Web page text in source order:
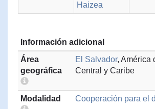
Haizea
Información adicional
Área
geográfica
El Salvador, América
Central y Caribe
Modalidad Cooperación para el